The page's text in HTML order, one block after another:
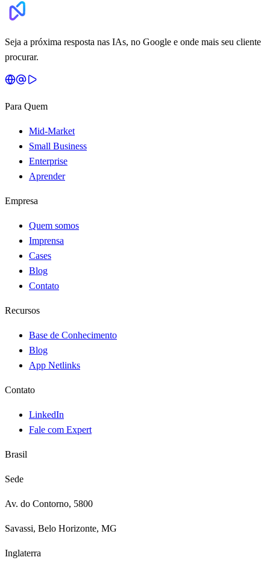
Seja a próxima resposta nas IAs, no Google e onde mais seu cliente
procurar.
Para Quem
Mid-Market
Small Business
Enterprise
Aprender
Empresa
Quem somos
Imprensa
Cases
Blog
Contato
Recursos
Base de Conhecimento
Blog
App Netlinks
Contato
LinkedIn
Fale com Expert
Brasil
Sede
Av. do Contorno, 5800
Savassi, Belo Horizonte, MG
Inglaterra